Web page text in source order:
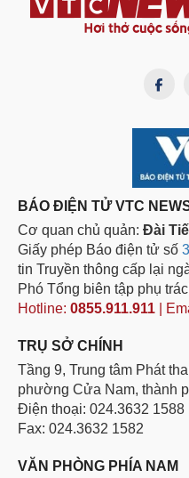
BÁO ĐIỆN TỬ VTC
Cơ quan chủ quản: Đài
Giấy phép Báo điện tử số
tin Truyền thông cấp lại
Phó Tổng biên tập phụ
Hotline: 0855.911.911 |
TRỤ SỞ CHÍNH
Tầng 9, Trung tâm Phát
phường Cửa Nam, thành
Điện thoại: 024.3632 1588
Fax: 024.3632 1582
VĂN PHÒNG PHÍA NAM